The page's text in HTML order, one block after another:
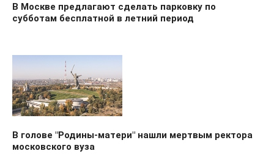
В Москве предлагают сделать парковку по
субботам бесплатной в летний период
В голове "Родины-матери" нашли мертвым ректора
московского вуза